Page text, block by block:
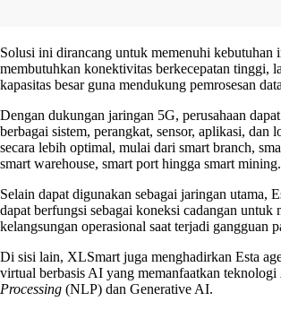
Solusi ini dirancang untuk memenuhi kebutuhan
membutuhkan konektivitas berkecepatan tinggi,
kapasitas besar guna mendukung pemrosesan
Dengan dukungan jaringan 5G, perusahaan
berbagai sistem, perangkat, sensor, aplikasi, dan
secara lebih optimal, mulai dari smart branch,
smart warehouse, smart port hingga smart mining.
Selain dapat digunakan sebagai jaringan utama,
dapat berfungsi sebagai koneksi cadangan untuk
kelangsungan operasional saat terjadi gangguan
Di sisi lain, XLSmart juga menghadirkan Esta
virtual berbasis AI yang memanfaatkan teknologi
Processing (NLP) dan Generative AI.